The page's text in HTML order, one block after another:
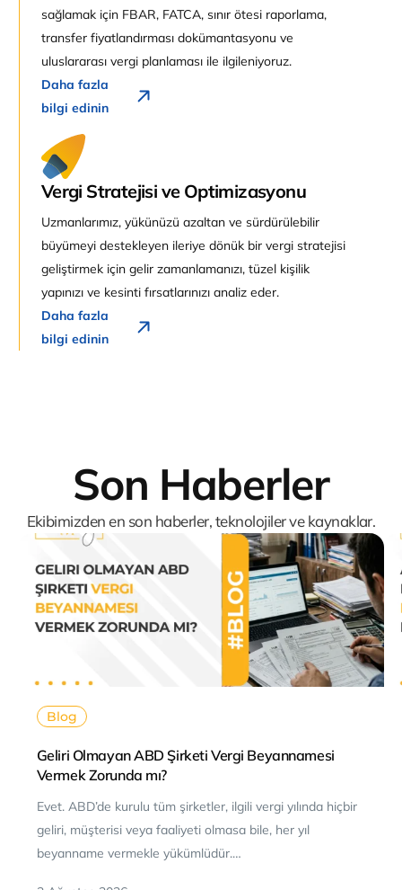
sağlamak için FBAR, FATCA, sınır ötesi raporlama,
transfer fiyatlandırması dokümantasyonu ve
uluslararası vergi planlaması ile ilgileniyoruz.
Daha fazla
bilgi edinin
Vergi Stratejisi ve Optimizasyonu
Uzmanlarımız, yükünüzü azaltan ve sürdürülebilir
büyümeyi destekleyen ileriye dönük bir vergi stratejisi
geliştirmek için gelir zamanlamanızı, tüzel kişilik
yapınızı ve kesinti fırsatlarınızı analiz eder.
Daha fazla
bilgi edinin
Son Haberler
Ekibimizden en son haberler, teknolojiler ve kaynaklar.
Blog
Geliri Olmayan ABD Şirketi Vergi Beyannamesi
Vermek Zorunda mı?
Evet. ABD’de kurulu tüm şirketler, ilgili vergi yılında hiçbir
geliri, müşterisi veya faaliyeti olmasa bile, her yıl
beyanname vermekle yükümlüdür.…